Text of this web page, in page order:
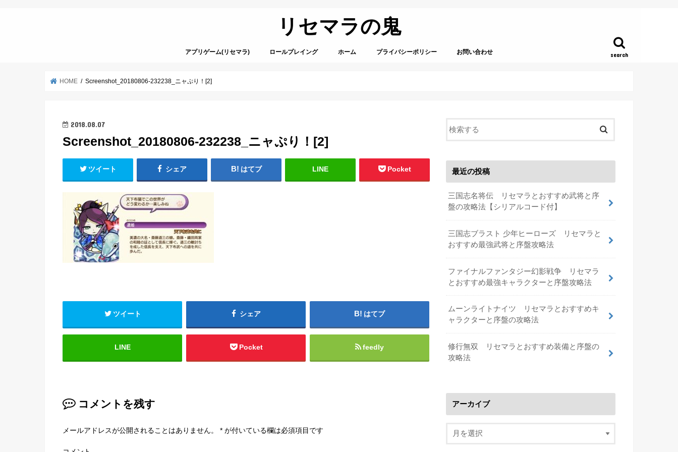
リセマラの鬼
search
アプリゲーム(リセマラ) ロールプレイング ホーム プライバシーポリシー お問い合わせ
HOME Screenshot_20180806-232238_ニャぷり！[2]
2018.08.07
Screenshot_20180806-232238_ニャぷり！[2]
ツイート シェア はてブ LINE Pocket
ツイート シェア はてブ
LINE Pocket feedly
コメントを残す
メールアドレスが公開されることはありません。 * が付いている欄は必須項目です
最近の投稿
三国志名将伝 リセマラとおすすめ武将と序
盤の攻略法【シリアルコード付】
三国志ブラスト 少年ヒーローズ リセマラと
おすすめ最強武将と序盤攻略法
ファイナルファンタジー幻影戦争 リセマラ
とおすすめ最強キャラクターと序盤攻略法
ムーンライトナイツ リセマラとおすすめキ
ャラクターと序盤の攻略法
修行無双 リセマラとおすすめ装備と序盤の
攻略法
アーカイブ